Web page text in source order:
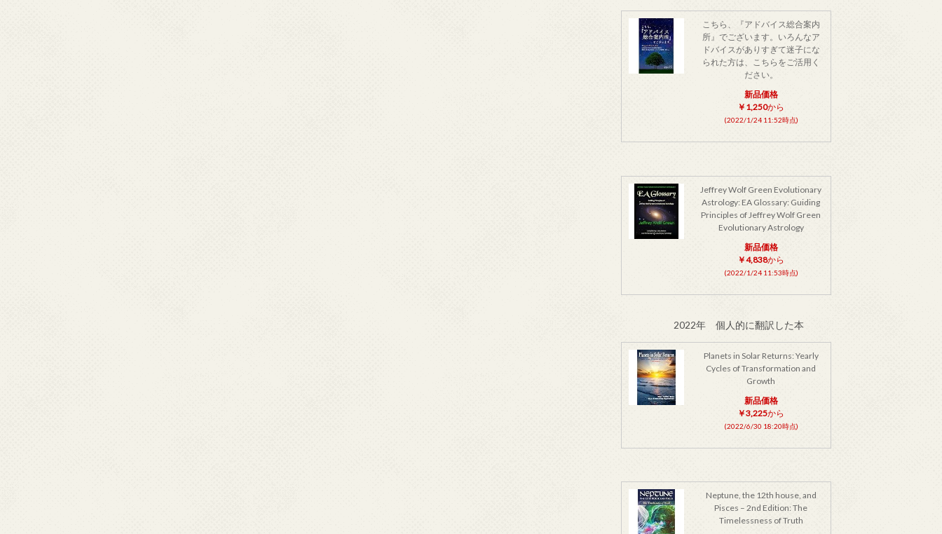
こちら、『アドバイス総合案内
所』でございます。いろんなア
ドバイスがありすぎて迷子にな
られた方は、こちらをご活用く
ださい。
新品価格
￥1,250から
(2022/1/24 11:52時点)
Jeffrey Wolf Green Evolutionary
Astrology: EA Glossary: Guiding
Principles of Jeffrey Wolf Green
Evolutionary Astrology
新品価格
￥4,838から
(2022/1/24 11:53時点)
2022年 個人的に翻訳した本
Planets in Solar Returns: Yearly
Cycles of Transformation and
Growth
新品価格
￥3,225から
(2022/6/30 18:20時点)
Neptune, the 12th house, and
Pisces – 2nd Edition: The
Timelessness of Truth